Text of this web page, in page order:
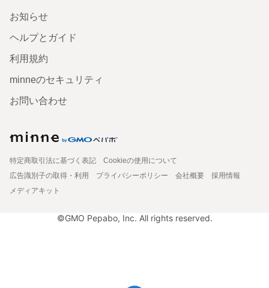
お知らせ
ヘルプとガイド
利用規約
minneのセキュリティ
お問い合わせ
特定商取引法に基づく表記
Cookieの使用について
広告識別子の取得・利用
プライバシーポリシー 会社概要
採用情報
メディアキット
©GMO Pepabo, Inc. All rights reserved.